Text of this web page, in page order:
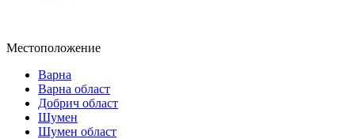
Местоположение
Варна
Варна област
Добрич област
Шумен
Шумен област